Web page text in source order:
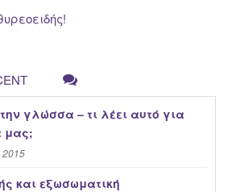
γλώσσα – τι λέει αυτό για
μας;
2015
και εξωσωματική